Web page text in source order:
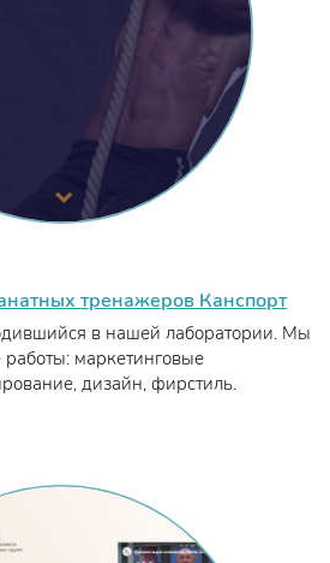
тренажеров Канспорт
в нашей лаборатории. Мы
маркетинговые
дизайн, фирстиль.